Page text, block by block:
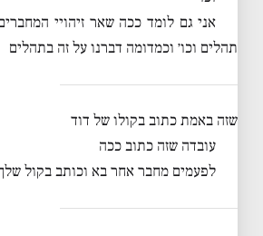
אני גם לומד ככה שאר זיהויי
תהלים וכו׳ וכמדומה דברנו על זה בתהלים
שזה באמת כתוב בקולו של דוד
עובדה שזה כתוב ככה
לפעמים מחבר אחר בא וכותב בקול